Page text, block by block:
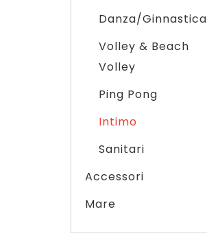
Danza/Ginnastica
Volley & Beach
Volley
Ping Pong
Intimo
Sanitari
Accessori
Mare